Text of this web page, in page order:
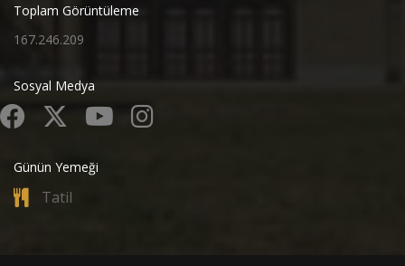
Toplam Görüntüleme
167.246.209
Sosyal Medya
Günün Yemeği
Tatil